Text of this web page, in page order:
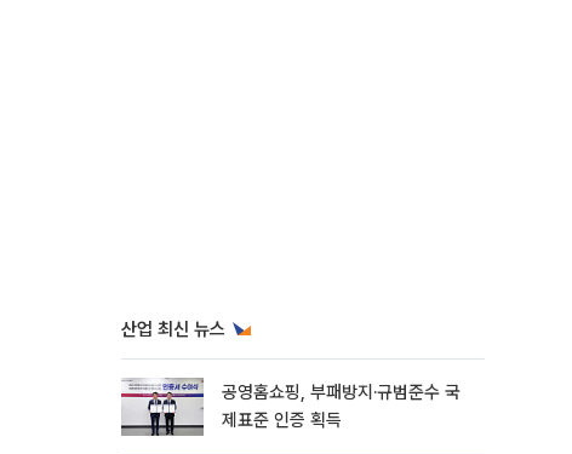
산업 최신 뉴스
공영홈쇼핑, 부패방지·규범준수 국
제표준 인증 획득